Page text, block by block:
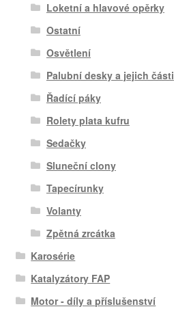
Loketní a hlavové opěrky
Ostatní
Osvětlení
Palubní desky a jejich části
Řadící páky
Rolety plata kufru
Sedačky
Sluneční clony
Tapecírunky
Volanty
Zpětná zrcátka
Karosérie
Katalyzátory FAP
Motor - díly a příslušenství